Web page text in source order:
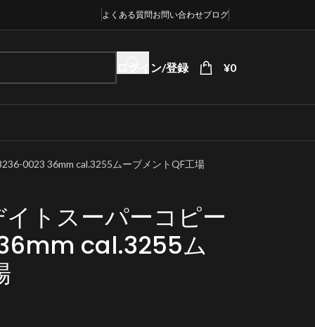
よくある質問お問い合わせブログ
ログイン/登録 ¥0
0023 36mm cal.3255ムーブメントQF工場
トスーパーコピー
cal.3255ム